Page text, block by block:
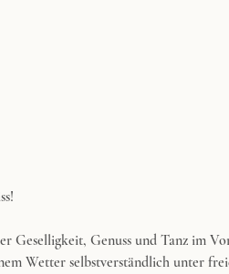
Geselligkeit, Genuss und Tanz im
Wetter selbstverständlich unter